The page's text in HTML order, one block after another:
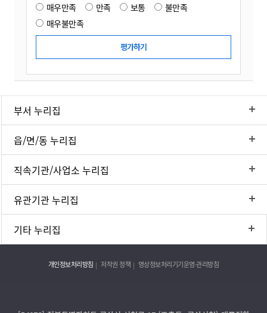
매우만족 만족 보통
불만족
매우불만족
부서 누리집
읍/면/동 누리집
직속기관/사업소 누리집
유관기관 누리집
기타 누리집
개인정보처리방침 저작권 정책 영상정보처리기기운영·관리방침